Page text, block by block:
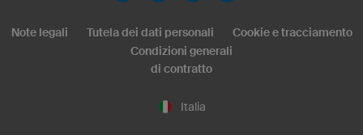
Italia
Note legali Tutela dei dati personali
Cookie e tracciamento
Condizioni generali
di contratto